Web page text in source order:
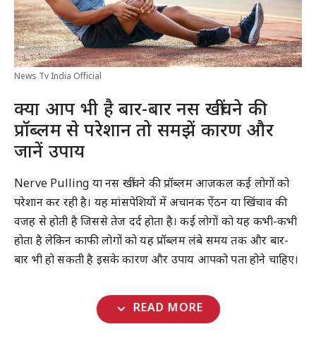
News Tv India Official
क्या आप भी है बार-बार नस खींचने की
प्रॉब्लम से परेशान तो समझें कारण और
जानें उपाय
Nerve Pulling या नस खींचने की प्रॉब्लम आजकल कई लोगों को
परेशान कर रही है। यह मांसपेशियों में अचानक ऐंठन या खिंचाव की
वजह से होती है जिससे तेज दर्द होता है। कई लोगों को यह कभी-कभी
होता है लेकिन काफी लोगों को यह प्रॉब्लम लंबे समय तक और बार-
बार भी हो सकती है इसके कारण और उपाय आपको पता होने चाहिए।
expand_more READ MORE